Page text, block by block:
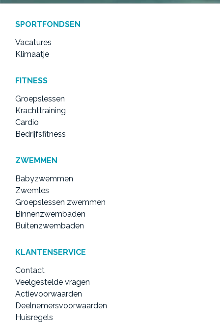
SPORTFONDSEN
Vacatures
Klimaatje
FITNESS
Groepslessen
Krachttraining
Cardio
Bedrijfsfitness
ZWEMMEN
Babyzwemmen
Zwemles
Groepslessen zwemmen
Binnenzwembaden
Buitenzwembaden
KLANTENSERVICE
Contact
Veelgestelde vragen
Actievoorwaarden
Deelnemersvoorwaarden
Huisregels